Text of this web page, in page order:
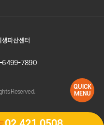
6499-7890
Reserved.
QUICK
MENU